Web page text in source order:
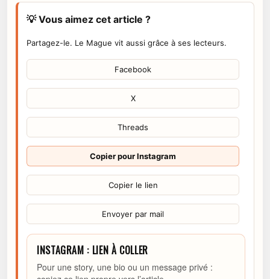
💡 Vous aimez cet article ?
Partagez-le. Le Mague vit aussi grâce à ses lecteurs.
Facebook
X
Threads
Copier pour Instagram
Copier le lien
Envoyer par mail
INSTAGRAM : LIEN À COLLER
Pour une story, une bio ou un message privé :